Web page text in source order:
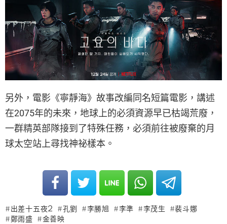
另外，電影《寧靜海》故事改編同名短篇電影，講述
在2075年的未來，地球上的必須資源早已枯竭荒廢，
一群精英部隊接到了特殊任務，必須前往被廢棄的月
球太空站上尋找神祕樣本。
出差十五夜2 孔劉 李勝旭 李準 李茂生
裴斗娜
鄭雨盛
金善映